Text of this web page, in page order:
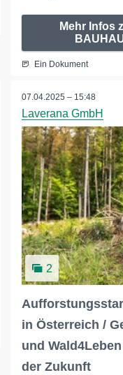
Mehr Infos
Ein Dokument
07.04.2025 – 15:48
Laverana GmbH
2
in Österreich /
und
der Zukunft